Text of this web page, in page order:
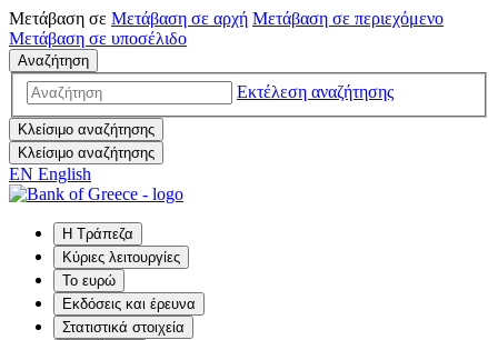
Μετάβαση σε Μετάβαση σε αρχή Μετάβαση σε περιεχόμενο
Μετάβαση σε υποσέλιδο
Αναζήτηση
Εκτέλεση αναζήτησης
Κλείσιμο αναζήτησης
Κλείσιμο αναζήτησης
EN English
Η Τράπεζα
Κύριες λειτουργίες
Το ευρώ
Εκδόσεις και έρευνα
Στατιστικά στοιχεία